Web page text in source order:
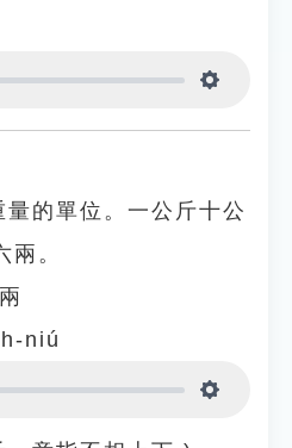
量的單位。一公斤十公
兩。
niú